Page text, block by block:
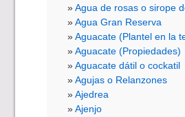
Agua de rosas o sirope
Agua Gran Reserva
Aguacate (Plantel en la
Aguacate (Propiedades)
Aguacate dátil o cockatil
Agujas o Relanzones
Ajedrea
Ajenjo